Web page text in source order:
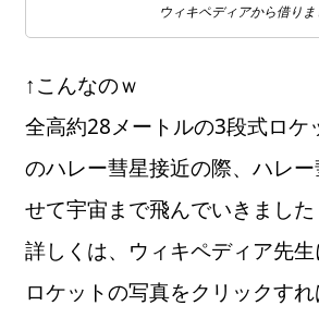
ウィキペディアから借り
↑こんなのｗ
全高約28メートルの3段式ロケ
のハレー彗星接近の際、ハレ
せて宇宙まで飛んでいきました
詳しくは、ウィキペディア先
ロケットの写真をクリックす